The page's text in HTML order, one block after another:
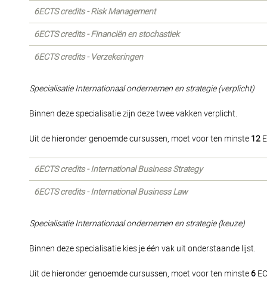
6ECTS credits - Risk Management
6ECTS credits - Financiën en stochastiek
6ECTS credits - Verzekeringen
Specialisatie Internationaal ondernemen en strategie (verplicht)
Binnen deze specialisatie zijn deze twee vakken verplicht.
Uit de hieronder genoemde cursussen, moet voor ten minste 12
6ECTS credits - International Business Strategy
6ECTS credits - International Business Law
Specialisatie Internationaal ondernemen en strategie (keuze)
Binnen deze specialisatie kies je één vak uit onderstaande lijst.
Uit de hieronder genoemde cursussen, moet voor ten minste6